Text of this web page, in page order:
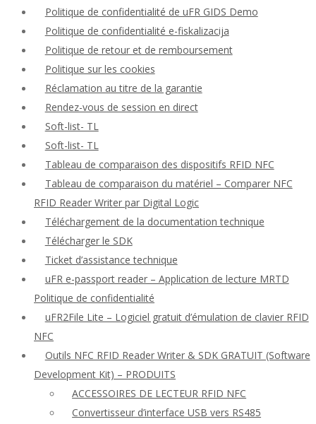
Politique de confidentialité de uFR GIDS Demo
Politique de confidentialité e-fiskalizacija
Politique de retour et de remboursement
Politique sur les cookies
Réclamation au titre de la garantie
Rendez-vous de session en direct
Soft-list- TL
Soft-list- TL
Tableau de comparaison des dispositifs RFID NFC
Tableau de comparaison du matériel – Comparer NFC
RFID Reader Writer par Digital Logic
Téléchargement de la documentation technique
Télécharger le SDK
Ticket d’assistance technique
uFR e-passport reader – Application de lecture MRTD
Politique de confidentialité
uFR2File Lite – Logiciel gratuit d’émulation de clavier RFID
NFC
Outils NFC RFID Reader Writer & SDK GRATUIT (Software
Development Kit) – PRODUITS
ACCESSOIRES DE LECTEUR RFID NFC
Convertisseur d’interface USB vers RS485